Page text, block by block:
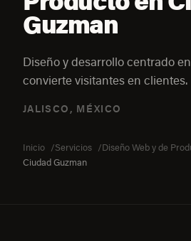
Guzman
Diseño y desarrollo centrado
convierte visitantes en clientes.
JALISCO, MÉXICO
Inicio Servicios Diseño Web y de
Ciudad Guzman